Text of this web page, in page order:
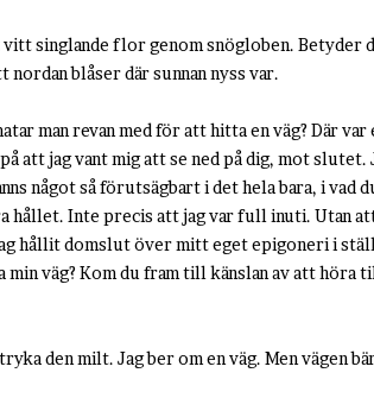
singlande flor genom snögloben. Betyder
blåser där sunnan nyss var.
man revan med för att hitta en väg? Där
att jag vant mig att se ned på dig, mot slutet.
något så förutsägbart i det hela bara, i vad
hållet. Inte precis att jag var full inuti. Utan
hållit domslut över mitt eget epigoneri i
väg? Kom du fram till känslan av att höra
den milt. Jag ber om en väg. Men vägen